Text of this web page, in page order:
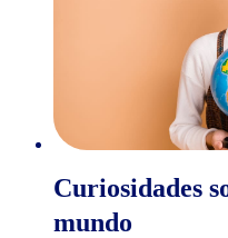
Curiosidades
mundo